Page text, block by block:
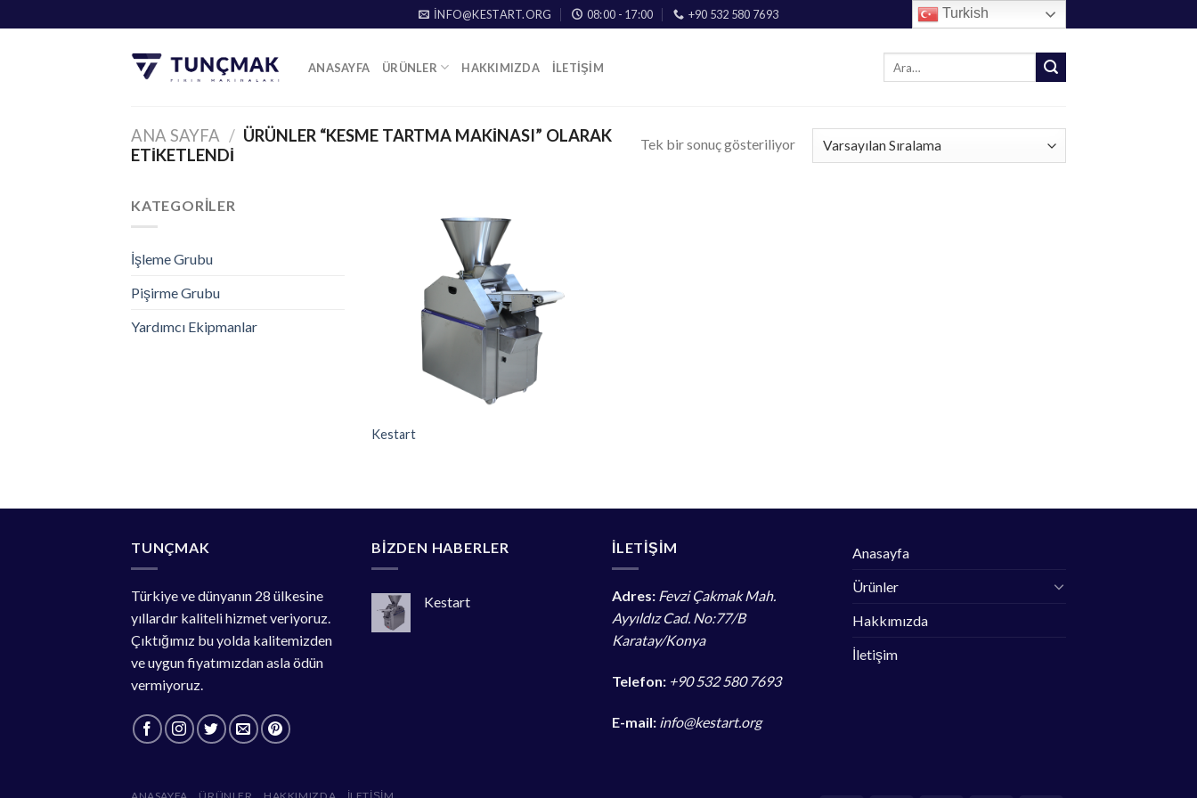
to
INFO@KESTART.ORG 08:00 - 17:00 +90 532 580 7693 Turkish
ANASAYFA ÜRÜNLER HAKKIMIZDA İLETIŞIM
ANA SAYFA / ÜRÜNLER “KESME TARTMA MAKINASI” OLARAK
ETIKETLENDI
Tek bir sonuç gösteriliyor
KATEGORILER
İşleme Grubu
Pişirme Grubu
Yardımcı Ekipmanlar
Kestart
TUNÇMAK
Türkiye ve dünyanın 28 ülkesine
yıllardır kaliteli hizmet veriyoruz.
Çıktığımız bu yolda kalitemizden
ve uygun fiyatımızdan asla ödün
vermiyoruz.
BIZDEN HABERLER
Kestart
İLETİŞİM
Adres: Fevzi Çakmak Mah.
Ayyıldız Cad. No:77/B
Karatay/Konya
Telefon: +90 532 580 7693
E-mail: info@kestart.org
Anasayfa
Ürünler
Hakkımızda
İletişim